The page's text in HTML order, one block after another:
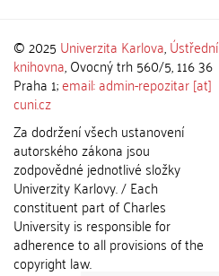
© 2025 Univerzita Karlova,Ústřední
knihovna, Ovocný trh 560/5, 116 36
Praha 1;email: admin-repozitar [at]
cuni.cz
Za dodržení všech ustanovení
autorského zákona jsou
zodpovědné jednotlivé složky
Univerzity Karlovy. / Each
constituent part of Charles
University is responsible for
adherence to all provisions of the
copyright law.